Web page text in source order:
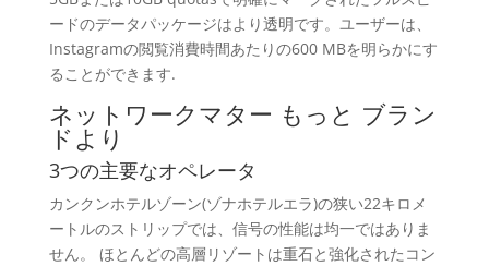
ードのデータパッケージはより透明です。ユーザーは、
Instagramの閲覧消費時間あたりの600 MBを明らかにす
ることができます.
ネットワークマター もっと ブラン
ドより
3つの主要なオペレータ
カンクンホテルゾーン(ゾナホテルエラ)の狭い22キロメ
ートルのストリップでは、信号の性能は均一ではありま
せん。 ほとんどの高層リゾートは重石と強化されたコン